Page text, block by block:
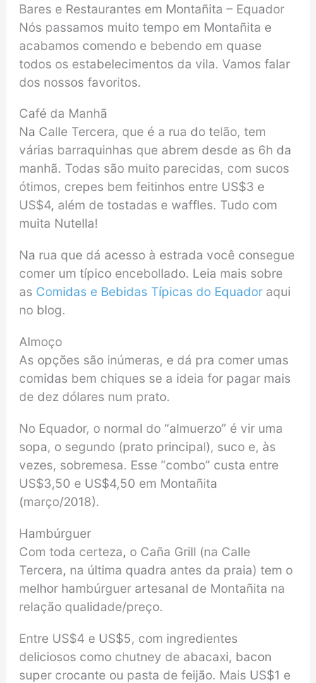
Bares e Restaurantes em Montañita – Equador
Nós passamos muito tempo em Montañita e
acabamos comendo e bebendo em quase
todos os estabelecimentos da vila. Vamos falar
dos nossos favoritos.
Café da Manhã
Na Calle Tercera, que é a rua do telão, tem
várias barraquinhas que abrem desde as 6h da
manhã. Todas são muito parecidas, com sucos
ótimos, crepes bem feitinhos entre US$3 e
US$4, além de tostadas e waffles. Tudo com
muita Nutella!
Na rua que dá acesso à estrada você consegue
comer um típico encebollado. Leia mais sobre
as Comidas e Bebidas Típicas do Equadoraqui
no blog.
Almoço
As opções são inúmeras, e dá pra comer umas
comidas bem chiques se a ideia for pagar mais
de dez dólares num prato.
No Equador, o normal do “almuerzo” é vir uma
sopa, o segundo (prato principal), suco e, às
vezes, sobremesa. Esse “combo” custa entre
US$3,50 e US$4,50 em Montañita
(março/2018).
Hambúrguer
Com toda certeza, o Caña Grill (na Calle
Tercera, na última quadra antes da praia) tem o
melhor hambúrguer artesanal de Montañita na
relação qualidade/preço.
Entre US$4 e US$5, com ingredientes
deliciosos como chutney de abacaxi, bacon
super crocante ou pasta de feijão. Mais US$1 e